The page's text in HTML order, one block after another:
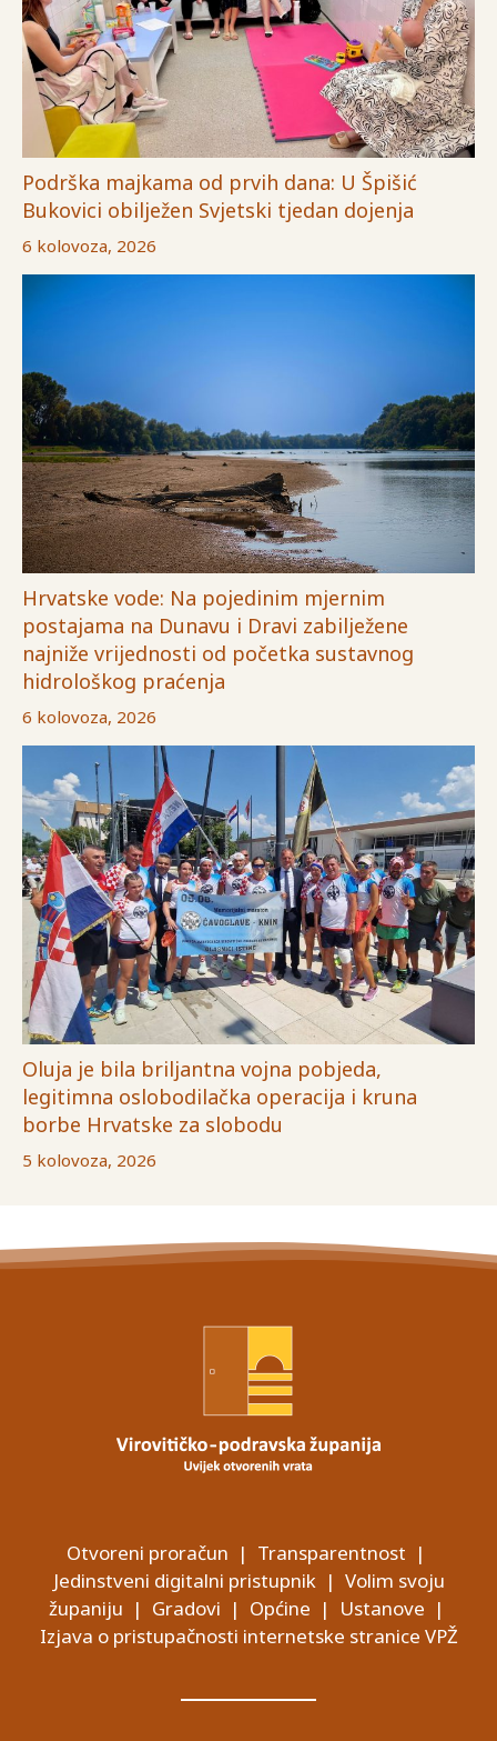
Podrška majkama od prvih dana: U Špišić
Bukovici obilježen Svjetski tjedan dojenja
6 kolovoza, 2026
Hrvatske vode: Na pojedinim mjernim
postajama na Dunavu i Dravi zabilježene
najniže vrijednosti od početka sustavnog
hidrološkog praćenja
6 kolovoza, 2026
Oluja je bila briljantna vojna pobjeda,
legitimna oslobodilačka operacija i kruna
borbe Hrvatske za slobodu
5 kolovoza, 2026
Otvoreni proračun | Transparentnost |
Jedinstveni digitalni pristupnik| Volim svoju
županiju | Gradovi | Općine | Ustanove |
Izjava o pristupačnosti internetske stranice VPŽ